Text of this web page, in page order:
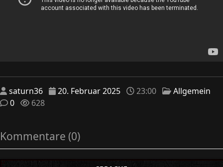
saturn36 20. Februar 2025 23:00
Allgemein
0
628
Kommentare (0)